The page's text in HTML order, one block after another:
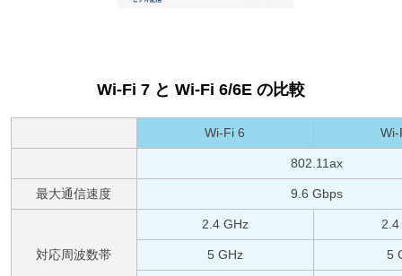
Wi-Fi 7 と Wi-Fi 6/6E の比較
Wi-Fi 6
802.11ax
最大通信速度 9.6 Gbps
対応周波数帯
2.4 GHz
5 GHz 5